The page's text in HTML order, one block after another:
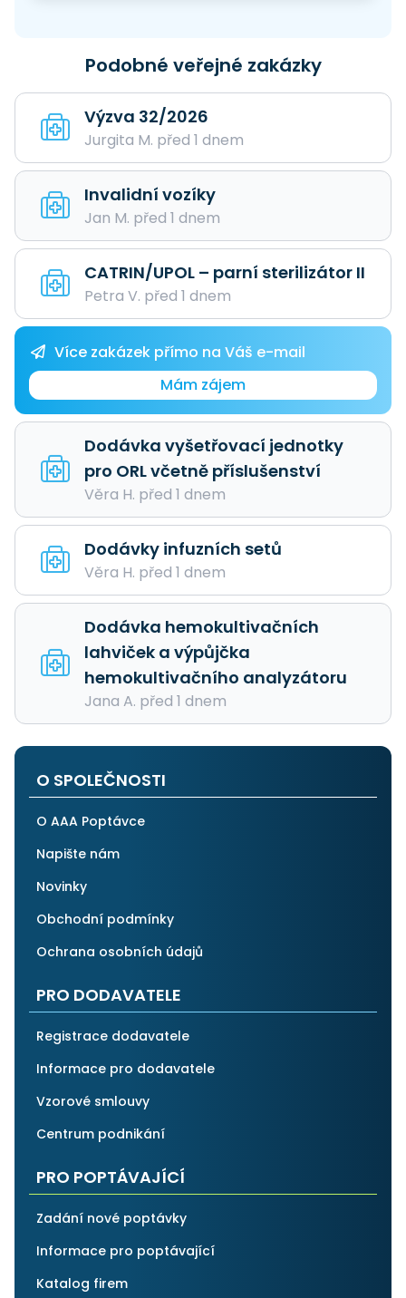
Podobné veřejné zakázky
Výzva 32/2026
Jurgita M. před 1 dnem
Invalidní vozíky
Jan M. před 1 dnem
CATRIN/UPOL – parní sterilizátor II
Petra V. před 1 dnem
Více zakázek přímo na Váš e-mail
Mám zájem
Dodávka vyšetřovací jednotky
pro ORL včetně příslušenství
Věra H. před 1 dnem
Dodávky infuzních setů
Věra H. před 1 dnem
Dodávka hemokultivačních
lahviček a výpůjčka
hemokultivačního analyzátoru
Jana A. před 1 dnem
O SPOLEČNOSTI
O AAA Poptávce
Napište nám
Novinky
Obchodní podmínky
Ochrana osobních údajů
PRO DODAVATELE
Registrace dodavatele
Informace pro dodavatele
Vzorové smlouvy
Centrum podnikání
PRO POPTÁVAJÍCÍ
Zadání nové poptávky
Informace pro poptávající
Katalog firem